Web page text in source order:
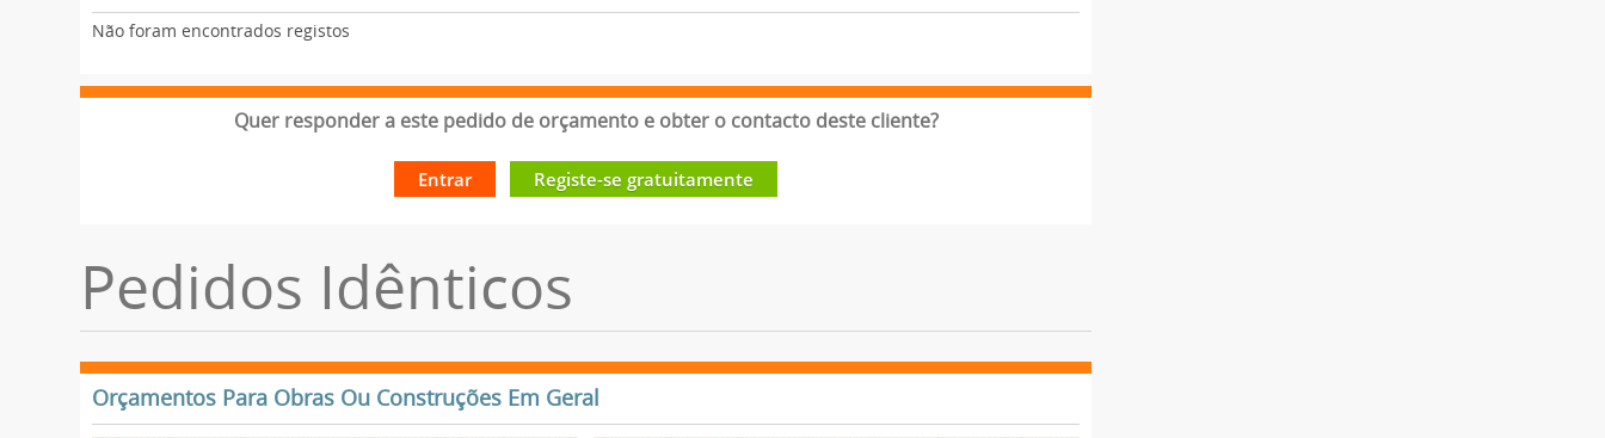
Não foram encontrados registos
Quer responder a este pedido de orçamento e obter o contacto deste cliente?
Entrar Registe-se gratuitamente
Pedidos Idênticos
Orçamentos Para Obras Ou Construções Em Geral